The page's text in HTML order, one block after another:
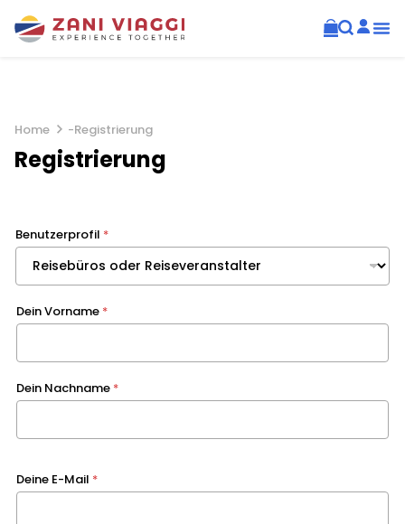
Home -Registrierung
Registrierung
Benutzerprofil *
Dein Vorname *
Dein Nachname *
Deine E-Mail *